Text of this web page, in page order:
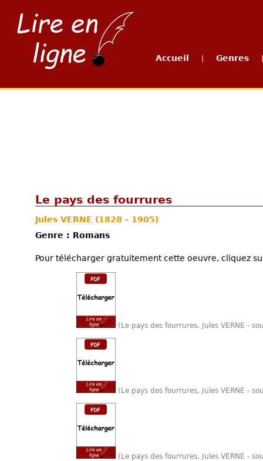
Accueil Genres
Le pays des fourrures
Jules VERNE (1828 - 1905)
Genre : Romans
Pour télécharger gratuitement cette oeuvre, cliquez
(Le pays des fourrures, Jules VERNE -
(Le pays des fourrures, Jules VERNE -
(Le pays des fourrures, Jules VERNE -